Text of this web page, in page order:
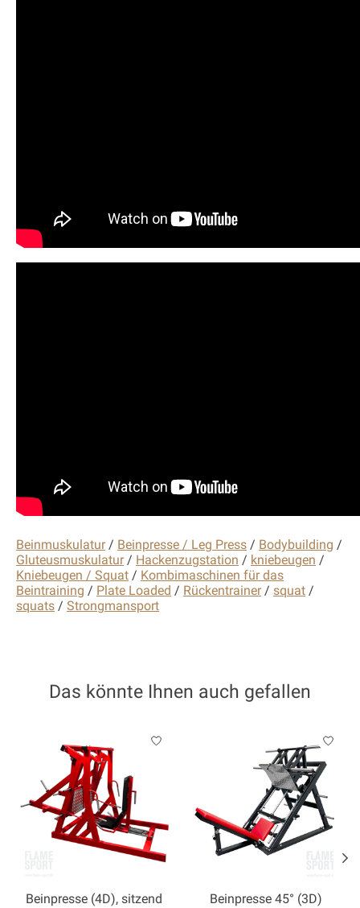
Beinmuskulatur/ Beinpresse / Leg Press / Bodybuilding /
Gluteusmuskulatur/ Hackenzugstation / kniebeugen /
Kniebeugen / Squat / Kombimaschinen für das
Beintraining / Plate Loaded / Rückentrainer/ squat /
squats / Strongmansport
Das könnte Ihnen auch gefallen
Produkt-Karussell-Artikel
Beinpresse (4D), sitzend
Beinpresse 45° (3D)